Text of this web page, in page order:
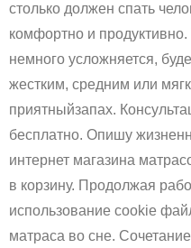
столько должен спать
комфортно и
немного усложняется,
жестким, средним или
приятныйзапах.
бесплатно. Опишу
интернет магазина
в корзину. Продолжая
использование cookie
матраса во сне.